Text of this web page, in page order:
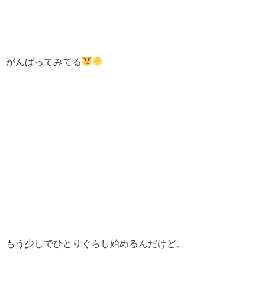
がんばってみてる
もう少しでひとりぐらし始めるんだけど、